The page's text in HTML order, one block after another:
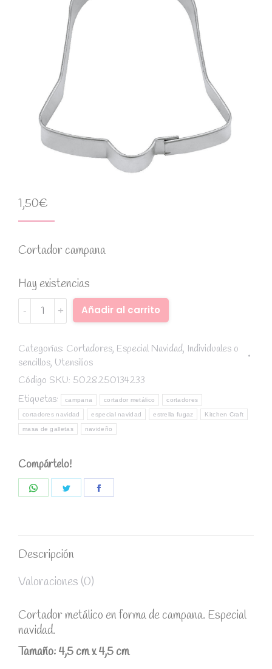
1,50€
Cortador campana
Hay existencias
Cortador
metálico
-
Kitchen
Craft
quantity
Añadir al carrito
Categorías: Cortadores, Especial Navidad, Individuales o
sencillos, Utensilios
Código SKU: 5028250134233
Etiquetas:
campana cortador metálico cortadores
cortadores navidad especial navidad estrella fugaz Kitchen Craft
masa de galletas navideño
Compártelo!
Descripción
Valoraciones (0)
Cortador metálico en forma de campana. Especial
navidad.
Tamaño: 4,5 cm x 4,5 cm